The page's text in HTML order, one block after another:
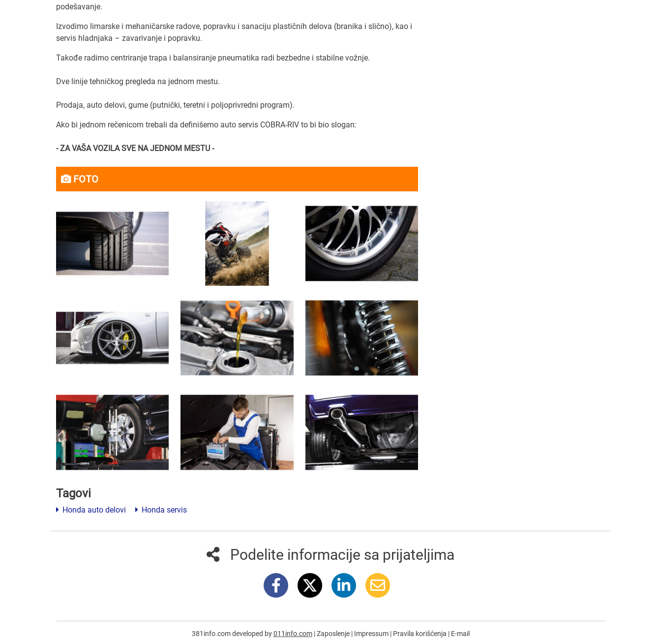
podešavanje.
Izvodimo limarske i mehaničarske radove, popravku i sanaciju plastičnih delova (branika i slično), kao i
servis hladnjaka – zavarivanje i popravku.
Takođe radimo centriranje trapa i balansiranje pneumatika radi bezbedne i stabilne vožnje.
Dve linije tehničkog pregleda na jednom mestu.
Prodaja, auto delovi, gume (putnički, teretni i poljoprivredni program).
Ako bi jednom rečenicom trebali da definišemo auto servis COBRA-RIV to bi bio slogan:
- ZA VAŠA VOZILA SVE NA JEDNOM MESTU -
FOTO
Tagovi
Honda auto delovi Honda servis
Podelite informacije sa prijateljima
381info.com developed by011info.com |Zaposlenje | Impressum | Pravila korišćenja | E-mail